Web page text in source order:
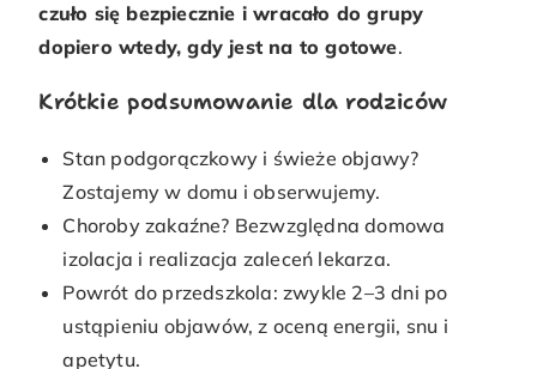
czuło się bezpiecznie i wracało do grupy
dopiero wtedy, gdy jest na to gotowe.
Krótkie podsumowanie dla rodziców
Stan podgorączkowy i świeże objawy?
Zostajemy w domu i obserwujemy.
Choroby zakaźne? Bezwzględna domowa
izolacja i realizacja zaleceń lekarza.
Powrót do przedszkola: zwykle 2–3 dni po
ustąpieniu objawów, z oceną energii, snu i
apetytu.